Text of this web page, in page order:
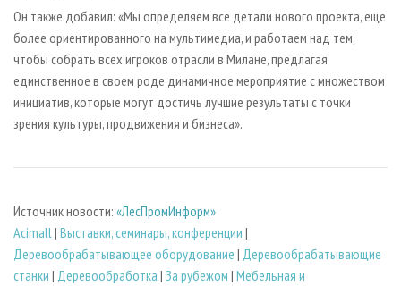
Он также добавил: «Мы определяем все детали нового проекта, еще
более ориентированного на мультимедиа, и работаем над тем,
чтобы собрать всех игроков отрасли в Милане, предлагая
единственное в своем роде динамичное мероприятие с множеством
инициатив, которые могут достичь лучшие результаты с точки
зрения культуры, продвижения и бизнеса».
Источник новости: «ЛесПромИнформ»
Acimall| Выставки, семинары, конференции |
Деревообрабатывающее оборудование | Деревообрабатывающие
станки | Деревообработка | За рубежом | Мебельная и